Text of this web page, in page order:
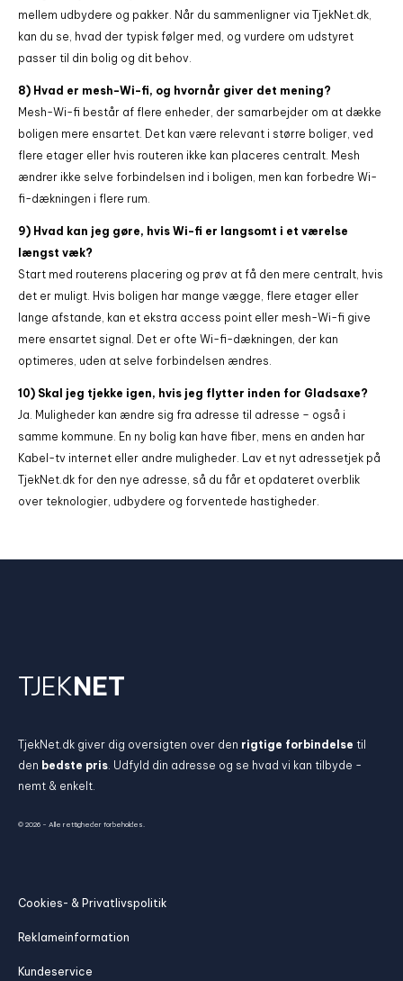
mellem udbydere og pakker. Når du sammenligner via TjekNet.dk,
kan du se, hvad der typisk følger med, og vurdere om udstyret
passer til din bolig og dit behov.
8) Hvad er mesh-Wi-fi, og hvornår giver det mening?
Mesh-Wi-fi består af flere enheder, der samarbejder om at dække
boligen mere ensartet. Det kan være relevant i større boliger, ved
flere etager eller hvis routeren ikke kan placeres centralt. Mesh
ændrer ikke selve forbindelsen ind i boligen, men kan forbedre Wi-
fi-dækningen i flere rum.
9) Hvad kan jeg gøre, hvis Wi-fi er langsomt i et værelse
længst væk?
Start med routerens placering og prøv at få den mere centralt, hvis
det er muligt. Hvis boligen har mange vægge, flere etager eller
lange afstande, kan et ekstra access point eller mesh-Wi-fi give
mere ensartet signal. Det er ofte Wi-fi-dækningen, der kan
optimeres, uden at selve forbindelsen ændres.
10) Skal jeg tjekke igen, hvis jeg flytter inden for Gladsaxe?
Ja. Muligheder kan ændre sig fra adresse til adresse – også i
samme kommune. En ny bolig kan have fiber, mens en anden har
Kabel-tv internet eller andre muligheder. Lav et nyt adressetjek på
TjekNet.dk for den nye adresse, så du får et opdateret overblik
over teknologier, udbydere og forventede hastigheder.
TJEKNET
TjekNet.dk giver dig oversigten over den rigtige forbindelse til
den bedste pris. Udfyld din adresse og se hvad vi kan tilbyde -
nemt & enkelt.
© 2026 - Alle rettigheder forbeholdes.
Cookies- & Privatlivspolitik
Reklameinformation
Kundeservice